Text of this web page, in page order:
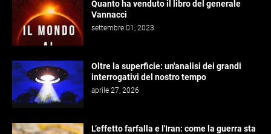
Quanto ha venduto il libro del generale
Vannacci
settembre 01, 2023
Oltre la superficie: un'analisi dei grandi
interrogativi del nostro tempo
aprile 27, 2026
L’effetto farfalla e l'Iran: come la guerra sta